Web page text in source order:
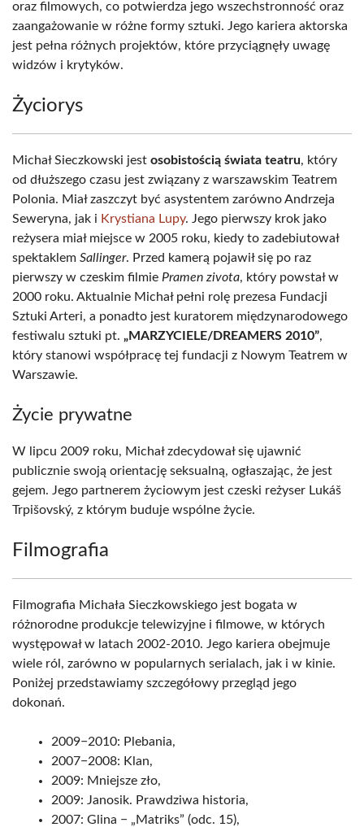
oraz filmowych, co potwierdza jego wszechstronność oraz
zaangażowanie w różne formy sztuki. Jego kariera aktorska
jest pełna różnych projektów, które przyciągnęły uwagę
widzów i krytyków.
Życiorys
Michał Sieczkowski jest osobistością świata teatru, który
od dłuższego czasu jest związany z warszawskim Teatrem
Polonia. Miał zaszczyt być asystentem zarówno Andrzeja
Seweryna, jak i Krystiana Lupy. Jego pierwszy krok jako
reżysera miał miejsce w 2005 roku, kiedy to zadebiutował
spektaklem Sallinger. Przed kamerą pojawił się po raz
pierwszy w czeskim filmie Pramen zivota, który powstał w
2000 roku. Aktualnie Michał pełni rolę prezesa Fundacji
Sztuki Arteri, a ponadto jest kuratorem międzynarodowego
festiwalu sztuki pt. „MARZYCIELE/DREAMERS 2010”,
który stanowi współpracę tej fundacji z Nowym Teatrem w
Warszawie.
Życie prywatne
W lipcu 2009 roku, Michał zdecydował się ujawnić
publicznie swoją orientację seksualną, ogłaszając, że jest
gejem. Jego partnerem życiowym jest czeski reżyser Lukáš
Trpišovský, z którym buduje wspólne życie.
Filmografia
Filmografia Michała Sieczkowskiego jest bogata w
różnorodne produkcje telewizyjne i filmowe, w których
występował w latach 2002-2010. Jego kariera obejmuje
wiele ról, zarówno w popularnych serialach, jak i w kinie.
Poniżej przedstawiamy szczegółowy przegląd jego
dokonań.
2009−2010: Plebania,
2007−2008: Klan,
2009: Mniejsze zło,
2009: Janosik. Prawdziwa historia,
2007: Glina − „Matriks” (odc. 15),